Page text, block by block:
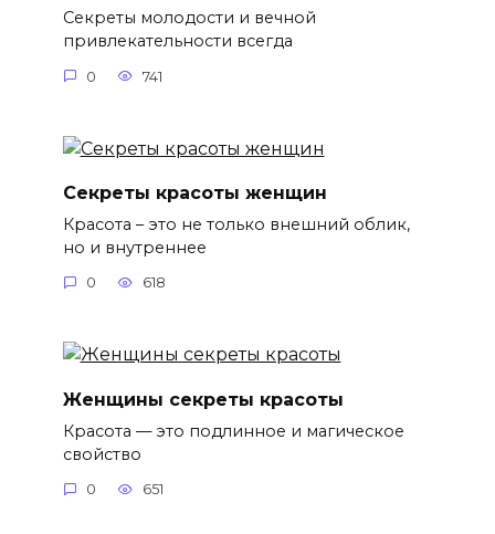
Секреты молодости и вечной
привлекательности всегда
0 741
Секреты красоты женщин
Красота – это не только внешний облик,
но и внутреннее
0 618
Женщины секреты красоты
Красота — это подлинное и магическое
свойство
0 651